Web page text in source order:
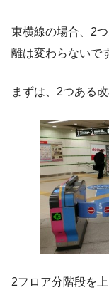
東横線の場合、2
離は変わらないで
まずは、2つある
2フロア分階段を上